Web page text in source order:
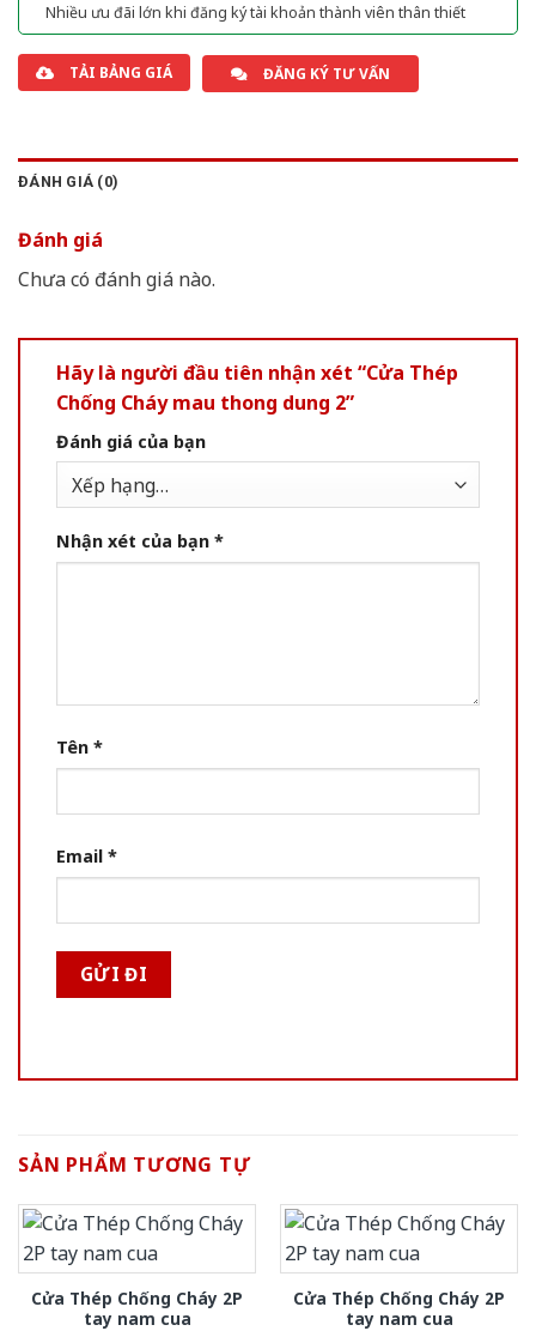
Nhiều ưu đãi lớn khi đăng ký tài khoản thành viên thân thiết
TẢI BẢNG GIÁ ĐĂNG KÝ TƯ VẤN
ĐÁNH GIÁ (0)
Đánh giá
Chưa có đánh giá nào.
Hãy là người đầu tiên nhận xét “Cửa Thép
Chống Cháy mau thong dung 2”
Đánh giá của bạn
Nhận xét của bạn *
Tên *
Email *
SẢN PHẨM TƯƠNG TỰ
Cửa Thép Chống Cháy 2P
tay nam cua
Cửa Thép Chống Cháy 2P
tay nam cua